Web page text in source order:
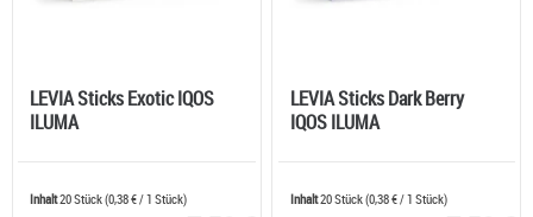
LEVIA Sticks Exotic IQOS
ILUMA
Inhalt20 Stück(0,38 €/ 1 Stück)
LEVIA Sticks Dark Berry
IQOS ILUMA
Inhalt20 Stück(0,38 €/ 1 Stück)